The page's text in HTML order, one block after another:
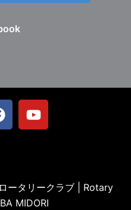
タリークラブ | Rotary
MIDORI